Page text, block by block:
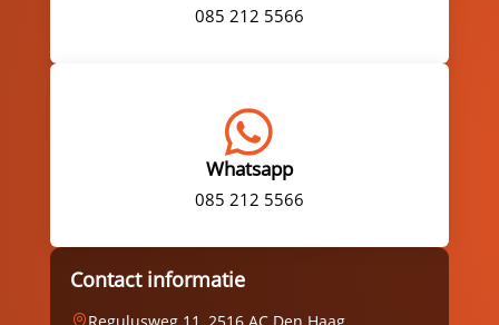
085 212 5566

Whatsapp
085 212 5566
Contact informatie